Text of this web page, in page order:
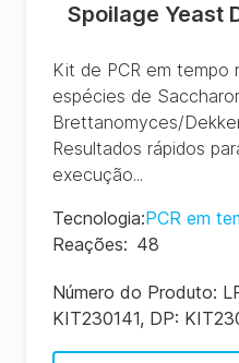
Spoilage Yeast
Kit de PCR em
espécies de
Brettanomyces/
Resultados rápidos
execução...
Tecnologia:PCR em
Reações: 48
Número do Produto:
KIT230141, DP: